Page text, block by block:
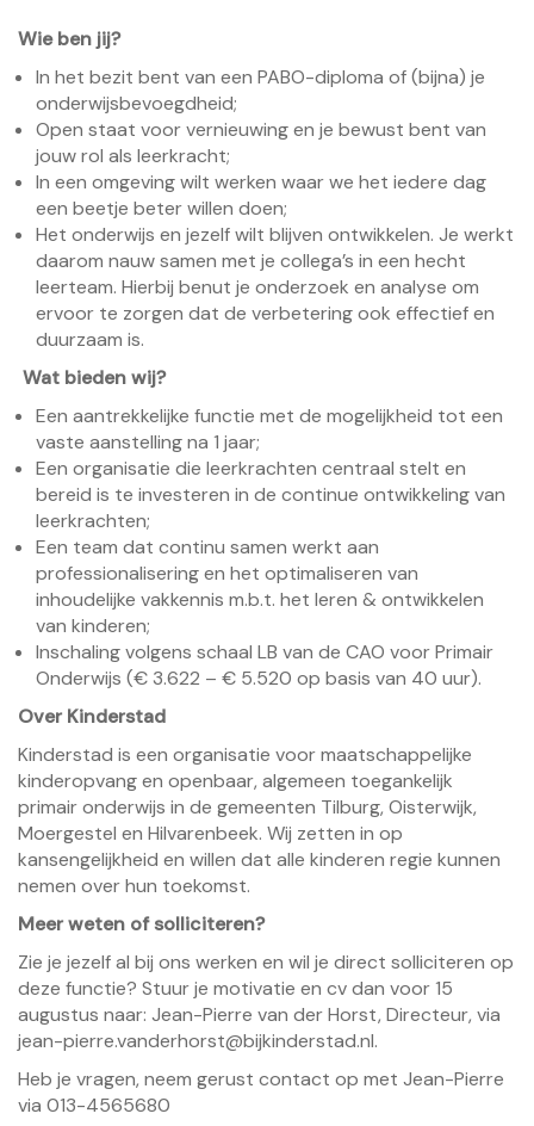
Wie ben jij?
In het bezit bent van een PABO-diploma of (bijna) je
onderwijsbevoegdheid;
Open staat voor vernieuwing en je bewust bent van
jouw rol als leerkracht;
In een omgeving wilt werken waar we het iedere dag
een beetje beter willen doen;
Het onderwijs en jezelf wilt blijven ontwikkelen. Je werkt
daarom nauw samen met je collega’s in een hecht
leerteam. Hierbij benut je onderzoek en analyse om
ervoor te zorgen dat de verbetering ook effectief en
duurzaam is.
Wat bieden wij?
Een aantrekkelijke functie met de mogelijkheid tot een
vaste aanstelling na 1 jaar;
Een organisatie die leerkrachten centraal stelt en
bereid is te investeren in de continue ontwikkeling van
leerkrachten;
Een team dat continu samen werkt aan
professionalisering en het optimaliseren van
inhoudelijke vakkennis m.b.t. het leren & ontwikkelen
van kinderen;
Inschaling volgens schaal LB van de CAO voor Primair
Onderwijs (€ 3.622 – € 5.520 op basis van 40 uur).
Over Kinderstad
Kinderstad is een organisatie voor maatschappelijke
kinderopvang en openbaar, algemeen toegankelijk
primair onderwijs in de gemeenten Tilburg, Oisterwijk,
Moergestel en Hilvarenbeek. Wij zetten in op
kansengelijkheid en willen dat alle kinderen regie kunnen
nemen over hun toekomst.
Meer weten of solliciteren?
Zie je jezelf al bij ons werken en wil je direct solliciteren op
deze functie? Stuur je motivatie en cv dan voor 15
augustus naar: Jean-Pierre van der Horst, Directeur, via
jean-pierre.vanderhorst@bijkinderstad.nl.
Heb je vragen, neem gerust contact op met Jean-Pierre
via 013-4565680